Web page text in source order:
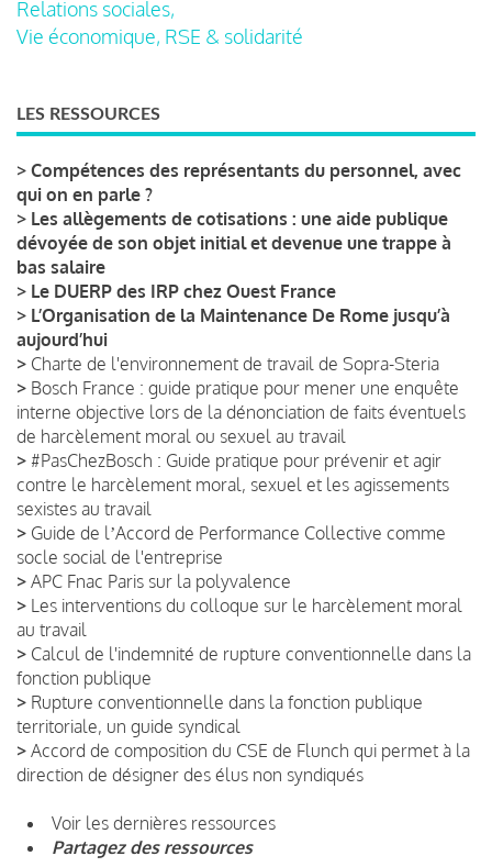
Relations sociales,
Vie économique, RSE & solidarité
LES RESSOURCES
> Compétences des représentants du personnel, avec
qui on en parle ?
> Les allègements de cotisations : une aide publique
dévoyée de son objet initial et devenue une trappe à
bas salaire
> Le DUERP des IRP chez Ouest France
> L’Organisation de la Maintenance De Rome jusqu’à
aujourd’hui
> Charte de l'environnement de travail de Sopra-Steria
> Bosch France : guide pratique pour mener une enquête
interne objective lors de la dénonciation de faits éventuels
de harcèlement moral ou sexuel au travail
> #PasChezBosch : Guide pratique pour prévenir et agir
contre le harcèlement moral, sexuel et les agissements
sexistes au travail
> Guide de lʼAccord de Performance Collective comme
socle social de l'entreprise
> APC Fnac Paris sur la polyvalence
> Les interventions du colloque sur le harcèlement moral
au travail
> Calcul de l'indemnité de rupture conventionnelle dans la
fonction publique
> Rupture conventionnelle dans la fonction publique
territoriale, un guide syndical
> Accord de composition du CSE de Flunch qui permet à la
direction de désigner des élus non syndiqués
Voir les dernières ressources
Partagez des ressources